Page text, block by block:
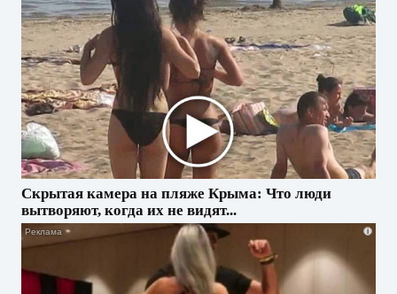
Скрытая камера на пляже Крыма: Что люди
вытворяют, когда их не видят...
i